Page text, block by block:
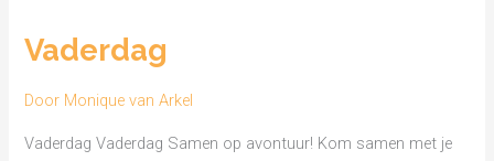
Vaderdag
Door Monique van Arkel
Vaderdag Vaderdag Samen op avontuur! Kom samen met je